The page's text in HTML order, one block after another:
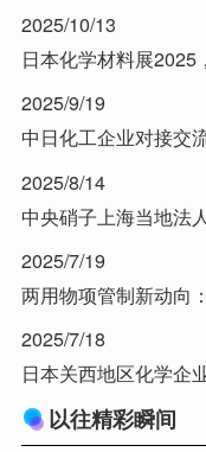
2025/10/13
日本化学材料展2025
2025/9/19
中日化工企业对接交
2025/8/14
中央硝子上海当地
2025/7/19
两用物项管制新动向
2025/7/18
日本关西地区化学企
以往精彩瞬间